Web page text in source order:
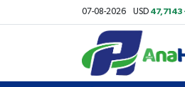
07-08-2026 USD 47,7143
Yurt Haber
Afyonkarahisar Nöbetçi